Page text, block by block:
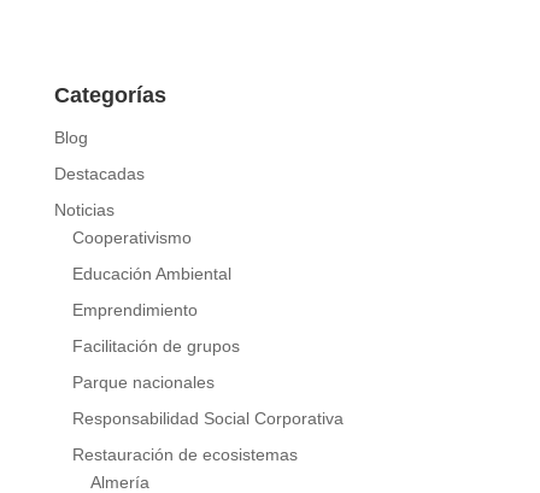
Categorías
Blog
Destacadas
Noticias
Cooperativismo
Educación Ambiental
Emprendimiento
Facilitación de grupos
Parque nacionales
Responsabilidad Social Corporativa
Restauración de ecosistemas
Almería